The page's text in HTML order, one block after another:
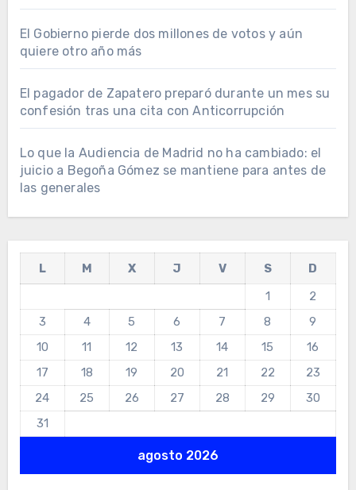
El Gobierno pierde dos millones de votos y aún
quiere otro año más
El pagador de Zapatero preparó durante un mes su
confesión tras una cita con Anticorrupción
Lo que la Audiencia de Madrid no ha cambiado: el
juicio a Begoña Gómez se mantiene para antes de
las generales
agosto 2026
L M X J V S
D
1
2
3
4 5 6 7 8
9
10
11 12 13 14 15
16
17
18 19 20 21 22
23
24
25 26 27 28 29
30
31